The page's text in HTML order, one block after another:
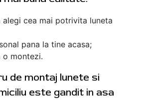
alegi cea mai potrivita luneta
pana la tine acasa;
o montezi.
de montaj lunete si
este gandit in asa